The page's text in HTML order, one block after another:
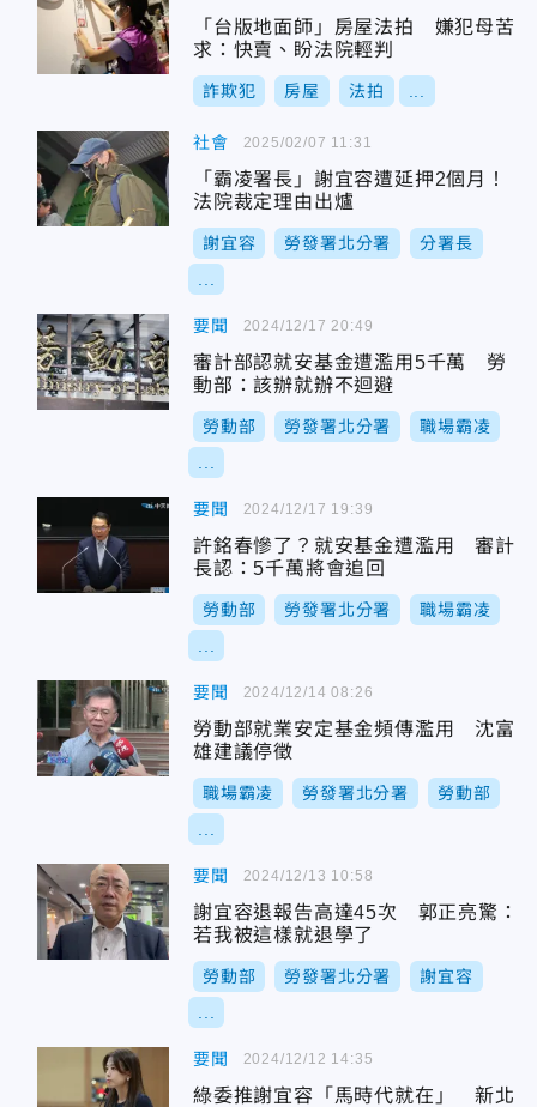
「台版地面師」房屋法拍 嫌犯母苦
求：快賣、盼法院輕判
詐欺犯 房屋 法拍
社會
「霸凌署長」謝宜容遭延押2個月！
法院裁定理由出爐
謝宜容 勞發署北分署 分署長
2025/02/07 11:31
要聞
審計部認就安基金遭濫用5千萬 勞
動部：該辦就辦不迴避
勞動部 勞發署北分署 職場霸凌
2024/12/17 20:49
要聞
許銘春慘了？就安基金遭濫用 審計
長認：5千萬將會追回
勞動部 勞發署北分署 職場霸凌
2024/12/17 19:39
要聞
勞動部就業安定基金頻傳濫用 沈富
雄建議停徵
職場霸凌 勞發署北分署 勞動部
2024/12/14 08:26
要聞
謝宜容退報告高達45次 郭正亮驚：
若我被這樣就退學了
勞動部 勞發署北分署 謝宜容
2024/12/13 10:58
要聞
綠委推謝宜容「馬時代就在」 新北
2024/12/12 14:35